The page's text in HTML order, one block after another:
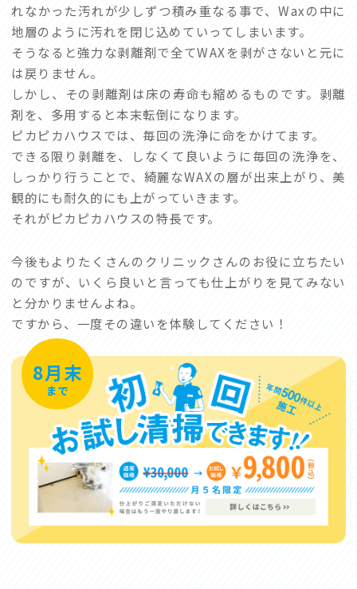
れなかった汚れが少しずつ積み重なる事で、Waxの中に
地層のように汚れを閉じ込めていってしまいます。
そうなると強力な剥離剤で全てWAXを剥がさないと元に
は戻りません。
しかし、その剥離剤は床の寿命も縮めるものです。剥離
剤を、多用すると本末転倒になります。
ピカピカハウスでは、毎回の洗浄に命をかけてます。
できる限り剥離を、しなくて良いように毎回の洗浄を、
しっかり行うことで、綺麗なWAXの層が出来上がり、美
観的にも耐久的にも上がっていきます。
それがピカピカハウスの特長です。
今後もよりたくさんのクリニックさんのお役に立ちたい
のですが、いくら良いと言っても仕上がりを見てみない
と分かりませんよね。
ですから、一度その違いを体験してください！
8月末
まで